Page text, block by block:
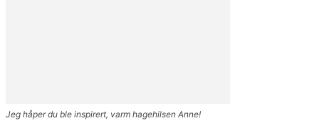
Jeg håper du ble inspirert, varm hagehilsen Anne!